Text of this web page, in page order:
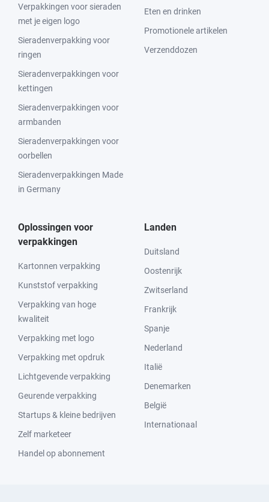
Verpakkingen voor sieraden
met je eigen logo
Sieradenverpakking voor
ringen
Sieradenverpakkingen voor
kettingen
Sieradenverpakkingen voor
armbanden
Sieradenverpakkingen voor
oorbellen
Sieradenverpakkingen Made
in Germany
Eten en drinken
Promotionele artikelen
Verzenddozen
Oplossingen voor
verpakkingen
Kartonnen verpakking
Kunststof verpakking
Verpakking van hoge
kwaliteit
Verpakking met logo
Verpakking met opdruk
Lichtgevende verpakking
Geurende verpakking
Startups & kleine bedrijven
Zelf marketeer
Handel op abonnement
Landen
Duitsland
Oostenrijk
Zwitserland
Frankrijk
Spanje
Nederland
Italië
Denemarken
België
Internationaal